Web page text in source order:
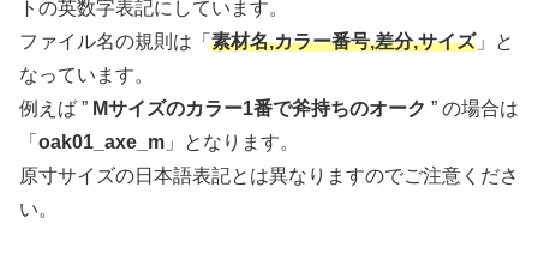
トの英数字表記にしています。
ファイル名の規則は「 素材名,カラー番号,差分,サイズ」と
なっています。
例えば ” Mサイズのカラー1番で斧持ちのオーク ” の場合は
「 oak01_axe_m 」となります。
原寸サイズの日本語表記とは異なりますのでご注意くださ
い。